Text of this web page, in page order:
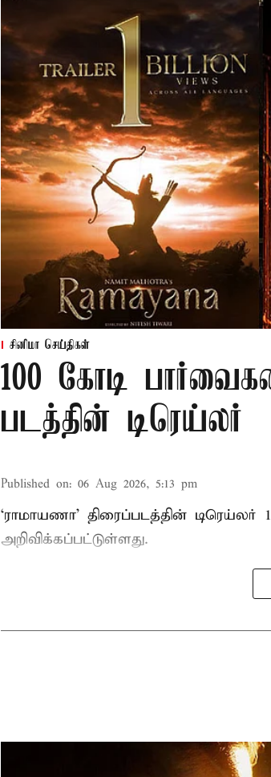
சினிமா செய்திகள்
100 கோடி
படத்தின் டிரெய்லர்
Published on: 06 Aug 2026, 5:13 pm
‘ராமாயணா’ திரைப்படத்தின்
அறிவிக்கப்பட்டுள்ளது.